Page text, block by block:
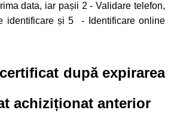
data, iar pașii 2 - Validare telefon,
identificare și 5 - Identificare online
după expirarea
achiziționat anterior